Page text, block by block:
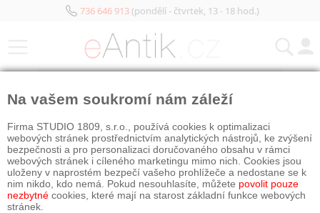
736 646 913(pondělí - čtvrtek, 13 - 18 hod.)
Na vašem soukromí nám záleží
Firma STUDIO 1809, s.r.o., používá cookies k optimalizaci
webových stránek prostřednictvím analytických nástrojů, ke zvýšení
bezpečnosti a pro personalizaci doručovaného obsahu v rámci
webových stránek i cíleného marketingu mimo nich. Cookies jsou
uloženy v naprostém bezpečí vašeho prohlížeče a nedostane se k
nim nikdo, kdo nemá. Pokud nesouhlasíte, můžete povolit pouze
nezbytné cookies, které mají na starost základní funkce webových
stránek.